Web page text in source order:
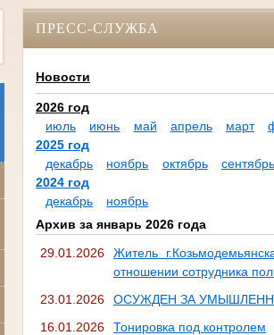
ПРЕСС-СЛУЖБА
Новости
2026 год
июль
июнь май апрель март
2025 год
декабрь
ноябрь октябрь сентябрь
2024 год
декабрь
ноябрь
Архив за январь 2026 года
29.01.2026
Житель
отношении сотрудника
23.01.2026
ОСУЖДЕН ЗА
16.01.2026
Тонировка под контролем